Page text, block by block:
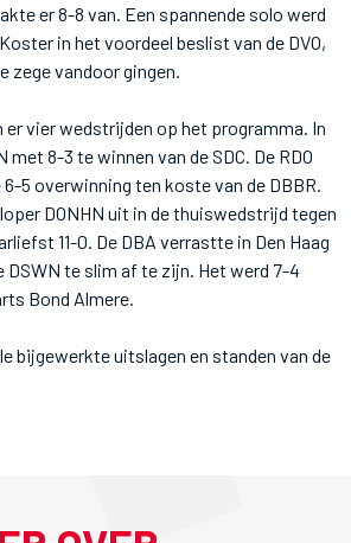
er 8-8 van. Een spannende solo werd
in het voordeel beslist van de DVO,
zege vandoor gingen.
er vier wedstrijden op het programma. In
met 8-3 te winnen van de SDC. De RDO
5 overwinning ten koste van de DBBR.
DONHN uit in de thuiswedstrijd tegen
11-0. De DBA verrastte in Den Haag
DSWN te slim af te zijn. Het werd 7-4
Bond Almere.
bijgewerkte uitslagen en standen van de